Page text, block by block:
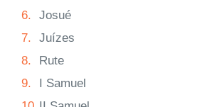
6.
Josué
7.
Juízes
8.
Rute
9.
I Samuel